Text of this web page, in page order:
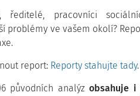
ředitelé, pracovníci
problémy ve vašem okolí?
report: Reporty stahujte tady.
původních analýzobsahuje i